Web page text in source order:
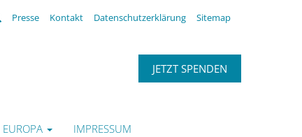
Suchen
Presse Kontakt Datenschutzerklärung Sitemap
JETZT SPENDEN
EUROPA IMPRESSUM